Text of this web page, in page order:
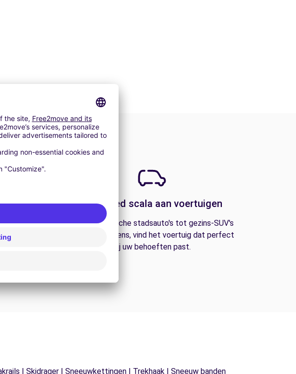
beschikbaar
Een breed scala aan voertuigen
Van economische stadsauto's tot gezins-SUV's
en bestelwagens, vind het voertuig dat perfect
bij uw behoeften past.
| Skidrager | Sneeuwkettingen | Trekhaak | Sneeuw banden